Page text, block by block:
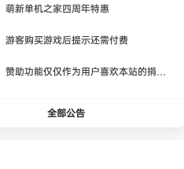
萌新单机之家四周年特惠
游客购买游戏后提示还需付费
赞助功能仅仅作为用户喜欢本站的捐赠打赏功能，同时赞助费用也将作为服务器费用,网盘扩容费用等，所有内容不作为商业行为。
全部公告